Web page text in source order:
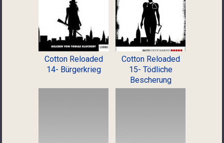
Cotton Reloaded
14- Bürgerkrieg
Cotton Reloaded
15- Tödliche
Bescherung